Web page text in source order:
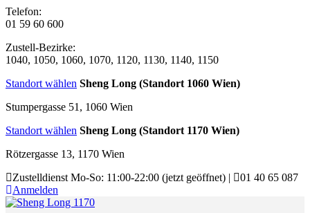
Telefon:
01 59 60 600
Zustell-Bezirke:
1040, 1050, 1060, 1070, 1120, 1130, 1140, 1150
Standort wählen Sheng Long (Standort 1060 Wien)
Stumpergasse 51, 1060 Wien
Standort wählen Sheng Long (Standort 1170 Wien)
Rötzergasse 13, 1170 Wien
Zustelldienst Mo-So: 11:00-22:00 (jetzt geöffnet) |
01 40 65 087
Anmelden